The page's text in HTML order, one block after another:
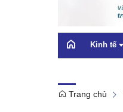
Kinh tế
OCOP
Trang chủ